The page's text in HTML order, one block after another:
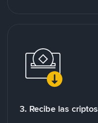
3. Recibe las criptos